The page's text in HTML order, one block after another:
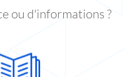
ou d'informations ?